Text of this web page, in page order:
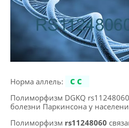
Норма аллель:
CC
Полиморфизм DGKQ
болезни Паркинсона у
Полиморфизм rs11248060